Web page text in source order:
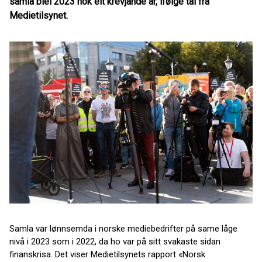
Medietilsynet.
Samla var lønnsemda i norske mediebedrifter på same låge
nivå i 2023 som i 2022, da ho var på sitt svakaste sidan
finanskrisa. Det viser Medietilsynets rapport «Norsk